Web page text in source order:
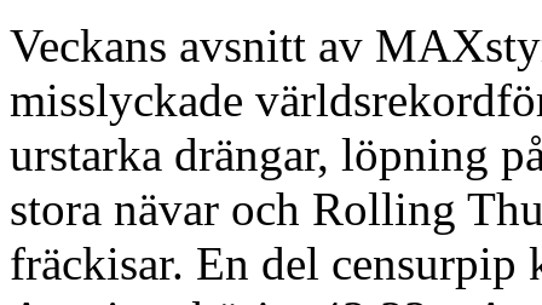
Veckans avsnitt av
misslyckade
urstarka drängar, löpning
stora nävar och Rolling
fräckisar. En del censurpip